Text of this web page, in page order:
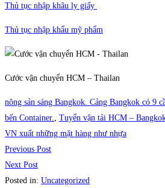
Thủ tục nhập khâu ly giấy
Thủ tục nhập khẩu mỹ phẩm
Cước vận chuyển HCM – Thailan
nông sản sáng Bangkok. Cảng Bangkok có 9
bến Container.
Tuyển vận tải HCM –
VN xuất những mặt hàng như nhựa
Previous Post
Next Post
Posted in: Uncategorized